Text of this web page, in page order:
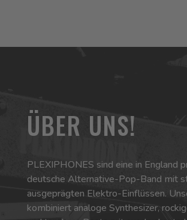
ÜBER UNS!
PLEXIPHONES sind eine in England
deutsche Alternative-Pop-Band mit
ausgeprägten Elektro-Einflüssen.
kombiniert analoge Synthesizer,